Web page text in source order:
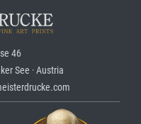
46
See · Austria